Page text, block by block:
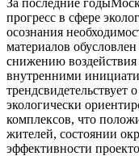
прогресс в сфере
осознания
материалов
снижению
внутренними
трендсвидетельствует
экологически
комплексов, что
жителей, состоянии
эффективности